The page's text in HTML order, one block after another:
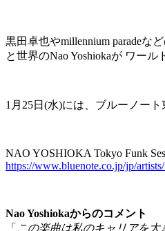
黒田卓也やmillennium paradeな
と世界のNao Yoshiokaが ワール
1 月 25日 (水)には、ブルーノート
NAO YOSHIOKA Tokyo Funk
https://www.bluenote.co.jp/jp/
Nao Yoshiokaからのコメント
「 この楽曲は私のキャリアを大